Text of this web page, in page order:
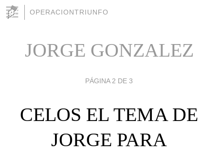
OPERACIONTRIUNFO
JORGE GONZALEZ
PÁGINA 2 DE 3
CELOS EL TEMA DE
JORGE PARA